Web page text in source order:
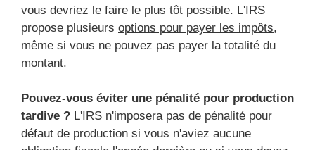
vous devriez le faire le plus tôt possible. L'IRS
propose plusieurs options pour payer les impôts,
même si vous ne pouvez pas payer la totalité du
montant.
Pouvez-vous éviter une pénalité pour production
tardive ? L'IRS n'imposera pas de pénalité pour
défaut de production si vous n'aviez aucune